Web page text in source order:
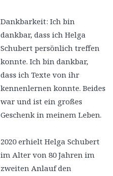
Dankbarkeit: Ich bin
dankbar, dass ich Helga
Schubert persönlich treffen
konnte. Ich bin dankbar,
dass ich Texte von ihr
kennenlernen konnte. Beides
war und ist ein großes
Geschenk in meinem Leben.
2020 erhielt Helga Schubert
im Alter von 80 Jahren im
zweiten Anlauf den